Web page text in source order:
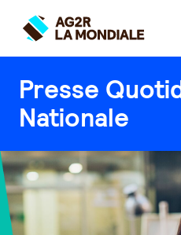
Presse
Nationale